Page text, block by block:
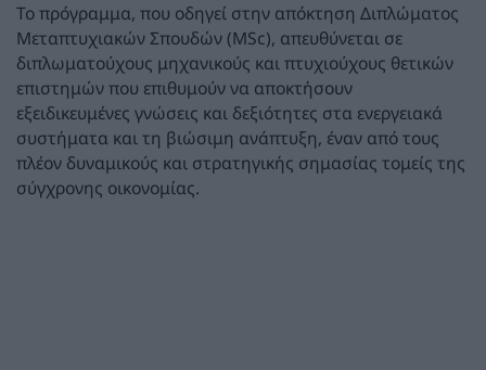
Το πρόγραμμα, που οδηγεί στην απόκτηση Διπλώματος
Μεταπτυχιακών Σπουδών (MSc), απευθύνεται σε
διπλωματούχους μηχανικούς και πτυχιούχους θετικών
επιστημών που επιθυμούν να αποκτήσουν
εξειδικευμένες γνώσεις και δεξιότητες στα ενεργειακά
συστήματα και τη βιώσιμη ανάπτυξη, έναν από τους
πλέον δυναμικούς και στρατηγικής σημασίας τομείς της
σύγχρονης οικονομίας.